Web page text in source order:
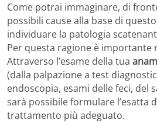
Come potrai immaginare, di
possibili cause alla base di
individuare la patologia
Per questa ragione è importante
Attraverso l’esame della tua
(dalla palpazione a test
endoscopia, esami delle feci, del
sarà possibile formulare l’esatta
trattamento più adeguato.